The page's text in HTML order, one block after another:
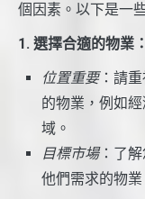
個因素。以下是一
1. 選擇合適的物業：
位置重要：請
的物業，例如
域。
目標市場：了
他們需求的物